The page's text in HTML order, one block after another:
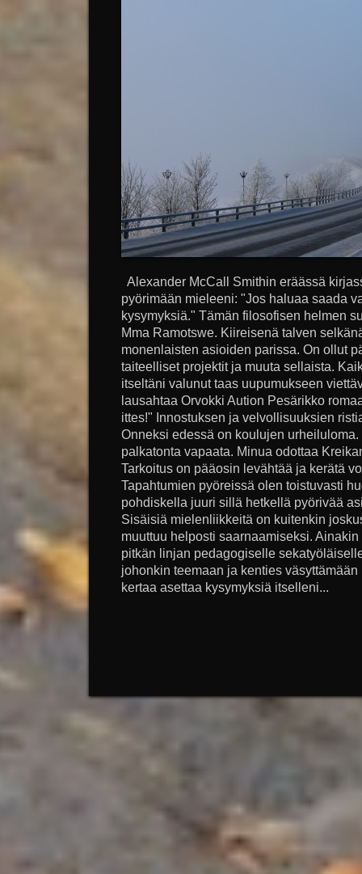
Alexander McCall Smithin eräässä
pyörimään mieleeni: "Jos haluaa saada
kysymyksiä." Tämän filosofisen helmen
Mma Ramotswe. Kiireisenä talven
monenlaisten asioiden parissa. On ollut
taiteelliset projektit ja muuta sellaista.
itseltäni valunut taas uupumukseen
lausahtaa Orvokki Aution Pesärikko
ittes!" Innostuksen ja velvollisuuksien
Onneksi edessä on koulujen
palkatonta vapaata. Minua odottaa
Tarkoitus on pääosin levähtää ja kerätä
Tapahtumien pyöreissä olen toistuvasti
pohdiskella juuri sillä hetkellä pyörivää
Sisäisiä mielenliikkeitä on kuitenkin
muuttuu helposti saarnaamiseksi.
pitkän linjan pedagogiselle
johonkin teemaan ja kenties
kertaa asettaa kysymyksiä itselleni...